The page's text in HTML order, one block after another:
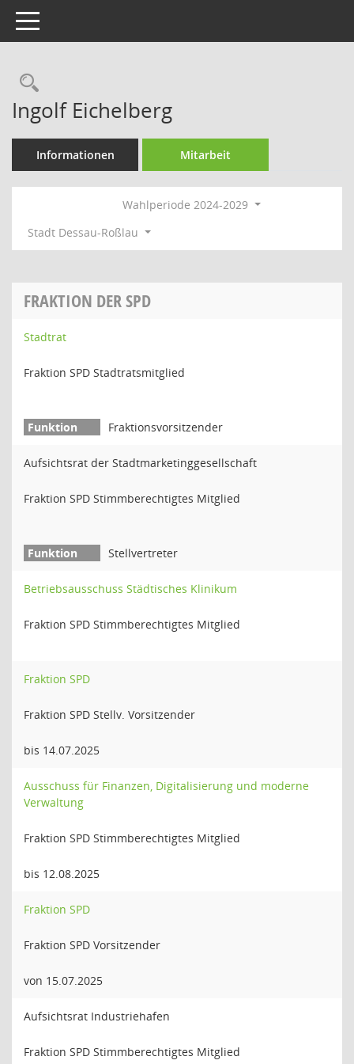
Toggle navigation
Rechercheauswahl
Ingolf Eichelberg
Informationen Mitarbeit
Wahlperiode 2024-2029
Stadt Dessau-Roßlau
FRAKTION DER SPD
Stadtrat
Fraktion SPD Stadtratsmitglied
Fraktionsvorsitzender
Aufsichtsrat der Stadtmarketinggesellschaft
Fraktion SPD Stimmberechtigtes Mitglied
Stellvertreter
Betriebsausschuss Städtisches Klinikum
Fraktion SPD Stimmberechtigtes Mitglied
Fraktion SPD
Fraktion SPD Stellv. Vorsitzender
bis 14.07.2025
Ausschuss für Finanzen, Digitalisierung und moderne
Verwaltung
Fraktion SPD Stimmberechtigtes Mitglied
bis 12.08.2025
Fraktion SPD
Fraktion SPD Vorsitzender
von 15.07.2025
Aufsichtsrat Industriehafen
Fraktion SPD Stimmberechtigtes Mitglied